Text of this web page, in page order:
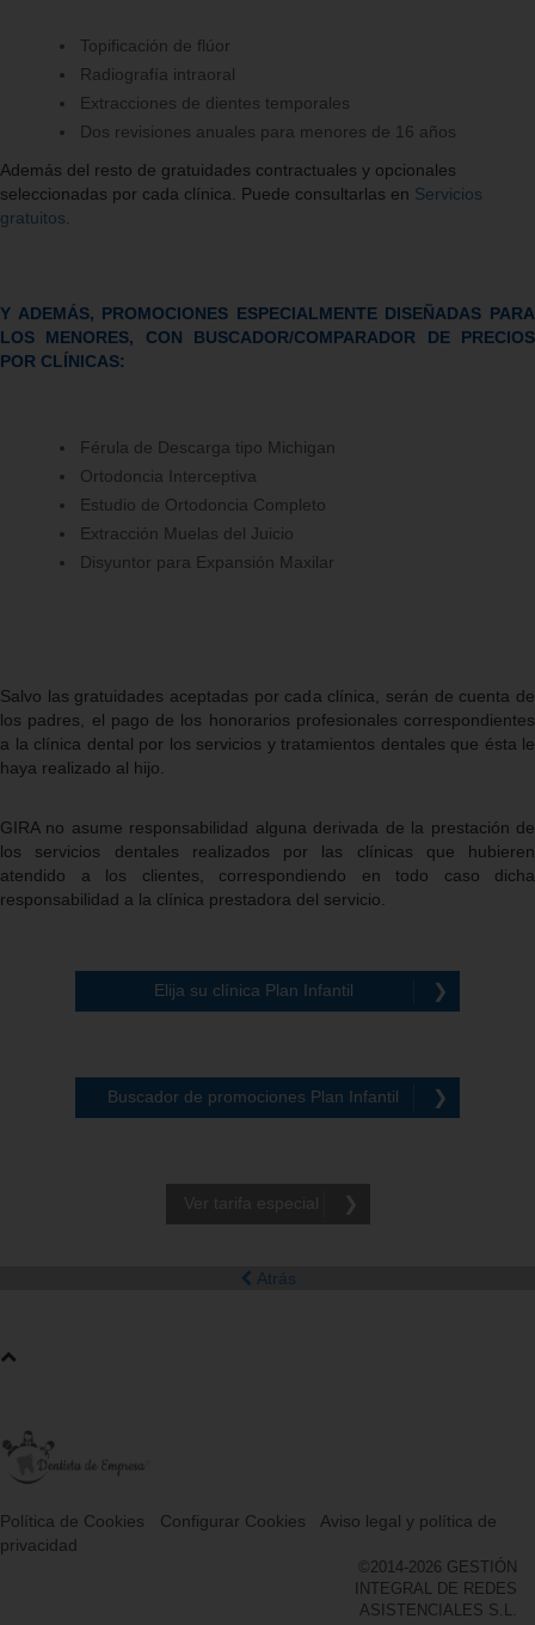
Topificación de flúor
Radiografía intraoral
Extracciones de dientes temporales
Dos revisiones anuales para menores de 16 años
Además del resto de gratuidades contractuales y opcionales
seleccionadas por cada clínica. Puede consultarlas en Servicios
gratuitos
Y ADEMÁS, PROMOCIONES ESPECIALMENTE DISEÑADAS PARA
LOS MENORES, CON BUSCADOR/COMPARADOR DE PRECIOS
POR CLÍNICAS:
Férula de Descarga tipo Michigan
Ortodoncia Interceptiva
Estudio de Ortodoncia Completo
Extracción Muelas del Juicio
Disyuntor para Expansión Maxilar
Salvo las gratuidades aceptadas por cada clínica, serán de cuenta de
los padres, el pago de los honorarios profesionales correspondientes
a la clínica dental por los servicios y tratamientos dentales que ésta le
haya realizado al hijo.
GIRA no asume responsabilidad alguna derivada de la prestación de
los servicios dentales realizados por las clínicas que hubieren
atendido a los clientes, correspondiendo en todo caso dicha
responsabilidad a la clínica prestadora del servicio.
Elija su clínica Plan Infantil ❯
Buscador de promociones Plan Infantil ❯
Ver tarifa especial ❯
Atrás
Política de Cookies Configurar Cookies
Aviso legal y política de
privacidad
©2014-2026 GESTIÓN
INTEGRAL DE REDES
ASISTENCIALES S.L.